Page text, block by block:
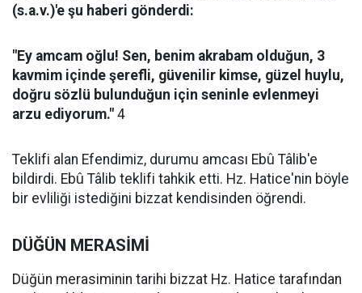
(s.a.v.)'e şu haberi gönderdi:
"Ey amcam oğlu! Sen, benim akrabam olduğun, 3
kavmim içinde şerefli, güvenilir kimse, güzel huylu,
doğru sözlü bulunduğun için seninle evlenmeyi
arzu ediyorum." 4
Teklifi alan Efendimiz, durumu amcası Ebû Tâlib'e
bildirdi. Ebû Tâlib teklifi tahkik etti. Hz. Hatice'nin böyle
bir evliliği istediğini bizzat kendisinden öğrendi.
DÜĞÜN MERASİMİ
Düğün merasiminin tarihi bizzat Hz. Hatice tarafından